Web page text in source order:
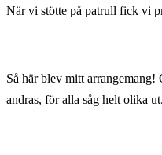
När vi stötte på patrull fick vi
Så här blev mitt arrangemang!
andras, för alla såg helt olika ut.